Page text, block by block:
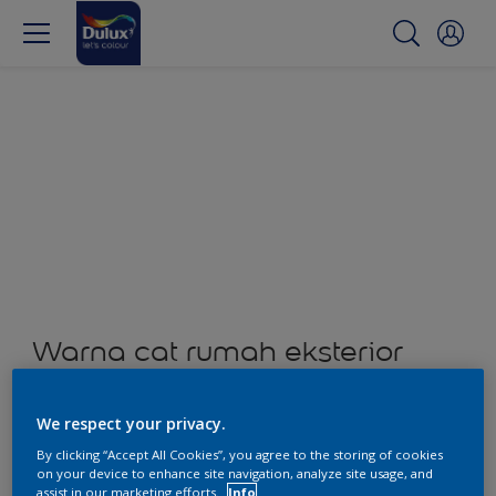
Warna cat rumah eksterior
Produk ditemukan
We respect your privacy.
By clicking “Accept All Cookies”, you agree to the storing of cookies
on your device to enhance site navigation, analyze site usage, and
assist in our marketing efforts.
Info